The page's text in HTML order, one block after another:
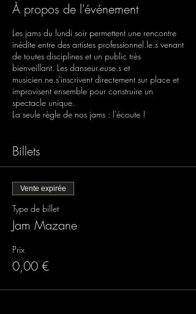
À propos de l'événement
Les jams du lundi soir permettent une rencontre
inédite entre des artistes professionnel.le.s venant
de toutes disciplines et un public très
bienveillant. Les danseur.euse.s et
musicien.ne.s'inscrivent directement sur place et
improvisent ensemble pour construire un
spectacle unique.
La seule règle de nos jams : l'écoute !
Billets
Vente expirée
Type de billet
Jam Mazane
Prix
0,00 €